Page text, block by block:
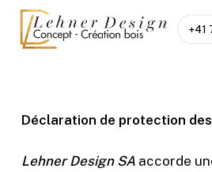
Skip
main
+41
Déclaration de protection
Lehner Design SAaccorde